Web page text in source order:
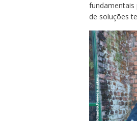
fundamentais
de soluções